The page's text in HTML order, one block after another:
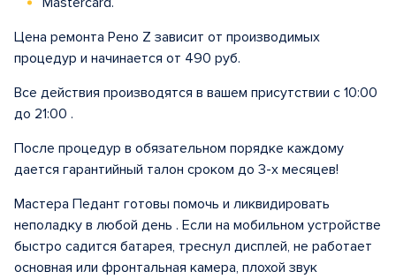
Цена ремонта Рено Z зависит от производимых
процедур и начинается от 490 руб.
Все действия производятся в вашем присутствии с 10:00
до 21:00 .
После процедур в обязательном порядке каждому
дается гарантийный талон сроком до 3-х месяцев!
Мастера Педант готовы помочь и ликвидировать
неполадку в любой день . Если на мобильном устройстве
быстро садится батарея, треснул дисплей, не работает
основная или фронтальная камера, плохой звук